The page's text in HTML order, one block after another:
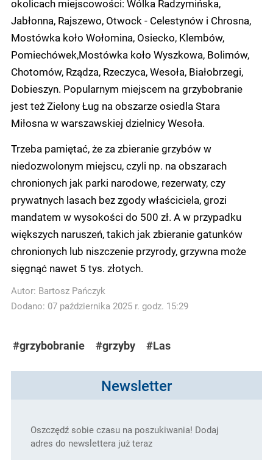
okolicach miejscowości: Wólka Radzymińska,
Jabłonna, Rajszewo, Otwock - Celestynów i Chrosna,
Mostówka koło Wołomina, Osiecko, Klembów,
Pomiechówek,Mostówka koło Wyszkowa, Bolimów,
Chotomów, Rządza, Rzeczyca, Wesoła, Białobrzegi,
Dobieszyn. Popularnym miejscem na grzybobranie
jest też Zielony Ług na obszarze osiedla Stara
Miłosna w warszawskiej dzielnicy Wesoła.
Trzeba pamiętać, że za zbieranie grzybów w
niedozwolonym miejscu, czyli np. na obszarach
chronionych jak parki narodowe, rezerwaty, czy
prywatnych lasach bez zgody właściciela, grozi
mandatem w wysokości do 500 zł. A w przypadku
większych naruszeń, takich jak zbieranie gatunków
chronionych lub niszczenie przyrody, grzywna może
sięgnąć nawet 5 tys. złotych.
Autor: Bartosz Pańczyk
Dodano: 07 października 2025 r. godz. 15:29
#grzybobranie #grzyby #Las
Newsletter
Oszczędź sobie czasu na poszukiwania! Dodaj
adres do newslettera już teraz